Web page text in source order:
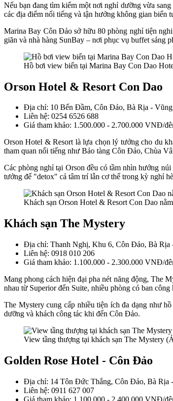
Nếu bạn đang tìm kiếm một nơi nghỉ dưỡng vừa
các địa điểm nổi tiếng và tận hưởng không gian biển
Marina Bay Côn Đảo sở hữu 80 phòng nghỉ tiện
giãn và nhà hàng SunBay – nơi phục vụ buffet sáng
Hồ bơi view biển tại Marina Bay Con Dao
Orson Hotel & Resort Con Dao
Địa chỉ: 10 Bến Đầm, Côn Đảo, Bà Rịa -
Liên hệ: 0254 6526 688
Giá tham khảo: 1.500.000 - 2.700.000 VNĐ/
Orson Hotel & Resort là lựa chọn lý tưởng cho du
tham quan nổi tiếng như Bảo tàng Côn Đảo, Chùa
Các phòng nghỉ tại Orson đều có tầm nhìn hướng
tưởng để "detox" cả tâm trí lẫn cơ thể trong kỳ nghỉ
Khách sạn Orson Hotel & Resort Con Dao
Khách sạn The Mystery
Địa chỉ: Thanh Nghị, Khu 6, Côn Đảo, Bà Rịa
Liên hệ: 0918 010 206
Giá tham khảo: 1.100.000 - 2.300.000 VNĐ/
Mang phong cách hiện đại pha nét năng động, The
nhau từ Superior đến Suite, nhiều phòng có ban
The Mystery cung cấp nhiều tiện ích đa dạng như
dưỡng và khách công tác khi đến Côn Đảo.
View tầng thượng tại khách sạn The Mystery
Golden Rose Hotel - Côn Đảo
Địa chỉ: 14 Tôn Đức Thắng, Côn Đảo, Bà Rịa
Liên hệ: 0911 627 007
Giá tham khảo: 1.100.000 - 2.400.000 VNĐ/